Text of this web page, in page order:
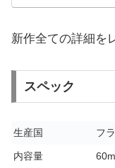
新作全ての詳細を
スペック
生産国 フ
内容量